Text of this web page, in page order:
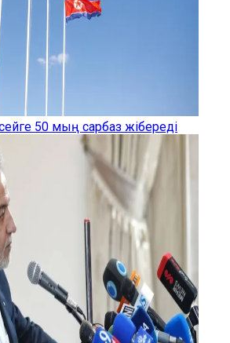
50 мың сарбаз жібереді